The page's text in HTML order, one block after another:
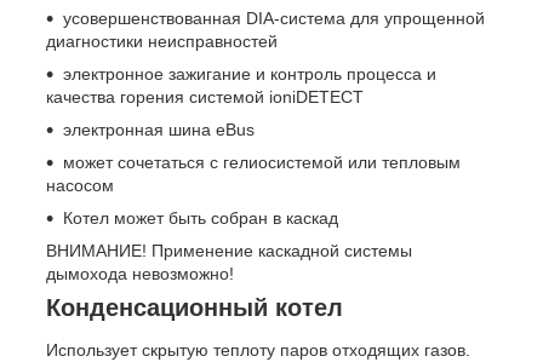
усовершенствованная DIA-система для упрощенной
диагностики неисправностей
электронное зажигание и контроль процесса и
качества горения системой ioniDETECT
электронная шина eBus
может сочетаться с гелиосистемой или тепловым
насосом
Котел может быть собран в каскад
ВНИМАНИЕ! Применение каскадной системы
дымохода невозможно!
Конденсационный котел
Использует скрытую теплоту паров отходящих газов.